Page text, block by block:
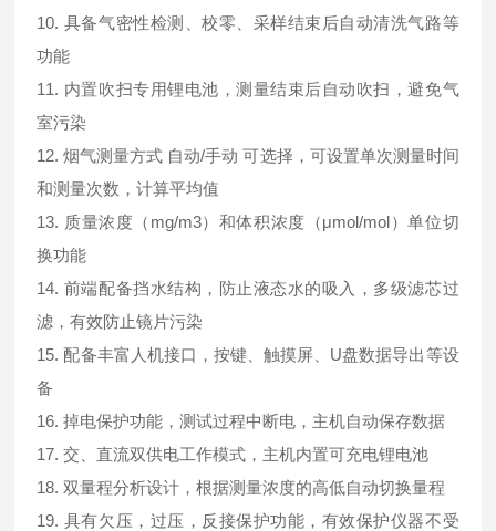
10. 具备气密性检测、校零、采样结束后自动清洗气路等
功能
11. 内置吹扫专用锂电池，测量结束后自动吹扫，避免气
室污染
12. 烟气测量方式 自动/手动 可选择，可设置单次测量时间
和测量次数，计算平均值
13. 质量浓度（mg/m3）和体积浓度（μmol/mol）单位切
换功能
14. 前端配备挡水结构，防止液态水的吸入，多级滤芯过
滤，有效防止镜片污染
15. 配备丰富人机接口，按键、触摸屏、U盘数据导出等设
备
16. 掉电保护功能，测试过程中断电，主机自动保存数据
17. 交、直流双供电工作模式，主机内置可充电锂电池
18. 双量程分析设计，根据测量浓度的高低自动切换量程
19. 具有欠压，过压，反接保护功能，有效保护仪器不受